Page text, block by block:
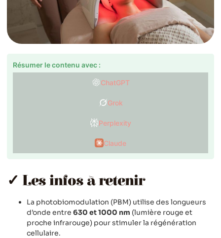
Résumer le contenu avec :
ChatGPT
Grok
Perplexity
Claude
✓ Les infos à retenir
La photobiomodulation (PBM) utilise des longueurs
d’onde entre 630 et 1000 nm (lumière rouge et
proche infrarouge) pour stimuler la régénération
cellulaire.